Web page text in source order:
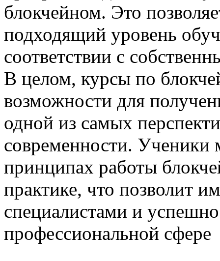
блокчейном. Это
подходящий уровень
соответствии с
В целом, курсы по
возможности для
одной из самых
современности. Ученики
принципах работы
практике, что позволит
специалистами и успешно
профессиональной сфере